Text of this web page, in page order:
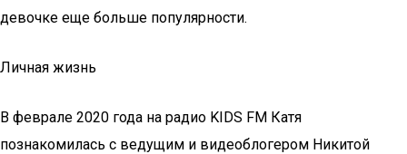
девочке еще больше популярности.
Личная жизнь
В феврале 2020 года на радио KIDS FM Катя
познакомилась с ведущим и видеоблогером Никитой